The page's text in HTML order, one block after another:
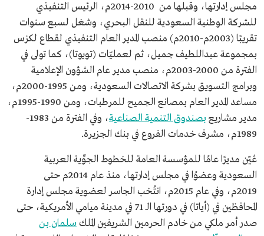
مجلس إدارتها، وقبلها من 2010-2014م، الرئيس التنفيذي
للشركة الوطنية السعودية للنقل البحري، وشغل لسبع سنوات
تقريبًا (2003م-2010م) منصب المدير العام التنفيذي لقطاع لكزس
بمجموعة عبداللطيف جميل، ثم لعمليّات (تويوتا)، كما تولى في
الفترة من 2000-2003م، منصب مدير عام الشؤون الإعلامية
وبرامج التسويق بشركة الاتصالات السعودية، ومن 1995-2000م،
مساعد المدير العام بمصانع الجميح للمرطبات، ومن 1990-1995م،
مدير مشاريع بصندوق التنمية الصناعية
، وفي الفترة من 1983-
1989م، مشرف خدمات الفروع في بنك الجزيرة.
عُيّن مديرًا عامًا للمؤسسة العامة للخطوط الجوِّية العربية
السعودية وعضوًا في مجلس إدارتها، منذ عام 2014م حتى
2019م، وفي عام 2015م، انتُخب الجاسر لعضوية مجلس إدارة
المحافظين في (أياتا) في دورتها الـ 71 في مدينة ميامي الأمريكية، حتى
صدر أمر ملكي من خادم الحرمين الشريفين الملك سلمان بن